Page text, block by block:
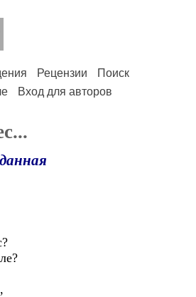
Рецензии
Поиск
Вход для авторов